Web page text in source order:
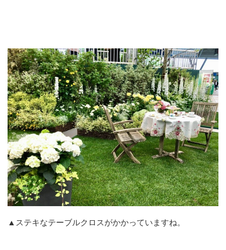
▲ステキなテーブルクロスがかかっていますね。